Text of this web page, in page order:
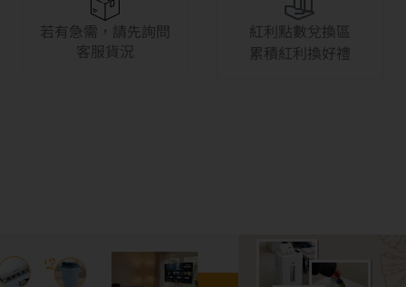
若有急需，請先詢問
客服貨況
紅利點數兌換區
累積紅利換好禮